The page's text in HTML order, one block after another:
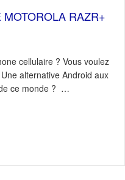
RAZR+
cellulaire ? Vous voulez
alternative Android aux
ce monde ? …
le Motorola Razr+